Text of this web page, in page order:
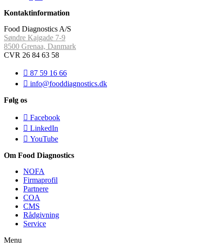
Kontaktinformation
Food Diagnostics A/S
Søndre Kajgade 7-9
8500 Grenaa, Danmark
CVR 26 84 63 58
87 59 16 66
info@fooddiagnostics.dk
Følg os
Facebook
LinkedIn
YouTube
Om Food Diagnostics
NOFA
Firmaprofil
Partnere
COA
CMS
Rådgivning
Service
Menu